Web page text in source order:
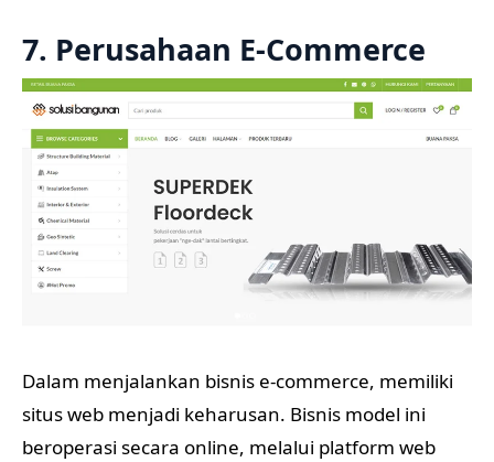
7. Perusahaan E-Commerce
Dalam menjalankan bisnis e-commerce, memiliki
situs web menjadi keharusan. Bisnis model ini
beroperasi secara online, melalui platform web